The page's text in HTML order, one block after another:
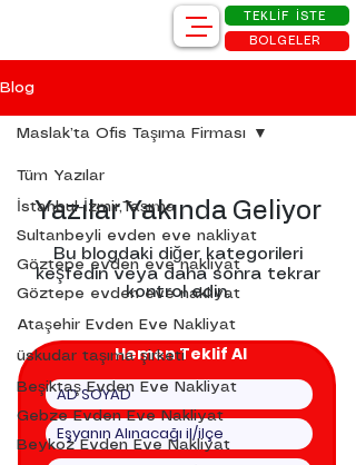
TEKLİF İSTE
BÖLGELER
Blog
Tüm Yazılar
İstanbul-İzmir,Taşıma
Sultanbeyli evden eve nakliyat
Göztepe evden eve nakliyat
Göztepe evden eve nakliyat
Ataşehir Evden Eve Nakliyat
üskudar taşıma şirketi
Beşiktaş Evden Eve Nakliyat
Gebze Evden Eve Nakliyat
Beykoz Evden Eve Nakliyat
Maslak’ta Ofis Taşıma Firması
Yazılar Yakında Geliyor
Bu blogdaki diğer kategorileri
keşfedin veya daha sonra tekrar
kontrol edin.
Hemen Teklif Al